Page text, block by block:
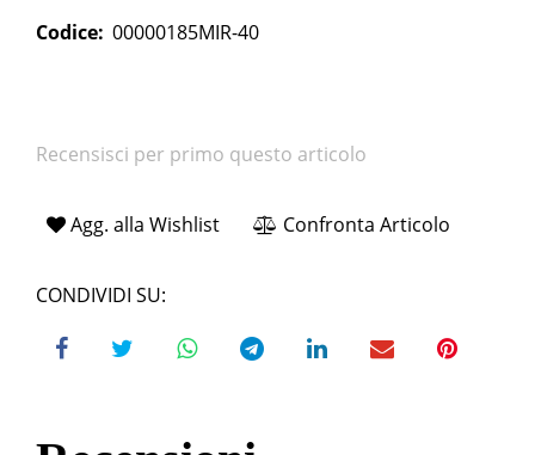
Codice: 00000185MIR-40
Recensisci per primo questo articolo
Agg. alla Wishlist Confronta Articolo
CONDIVIDI SU: